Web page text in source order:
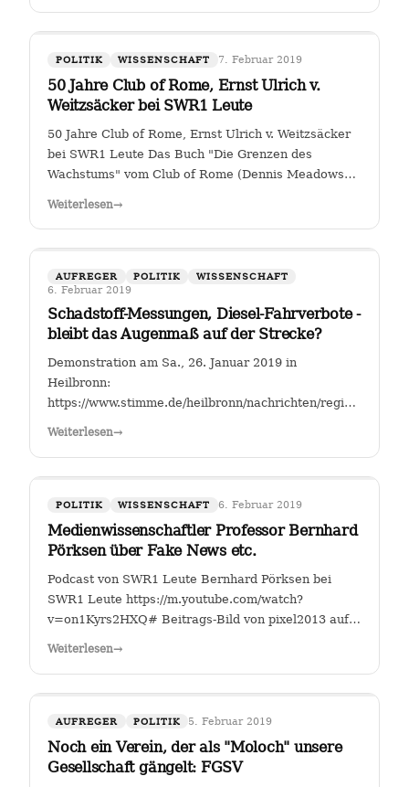
POLITIK WISSENSCHAFT 7. Februar 2019
50 Jahre Club of Rome, Ernst Ulrich v.
Weitzsäcker bei SWR1 Leute
50 Jahre Club of Rome, Ernst Ulrich v. Weitzsäcker
bei SWR1 Leute Das Buch "Die Grenzen des
Wachstums" vom Club of Rome (Dennis Meadows
Weiterlesen→
AUFREGER POLITIK WISSENSCHAFT
6. Februar 2019
Schadstoff-Messungen, Diesel-Fahrverbote -
bleibt das Augenmaß auf der Strecke?
Demonstration am Sa., 26. Januar 2019 in
Heilbronn:
https://www.stimme.de/heilbronn/nachrichten/region/
Fahrverbote-Proteststimmung-
Weiterlesen→
POLITIK WISSENSCHAFT 6. Februar 2019
Medienwissenschaftler Professor Bernhard
Pörksen über Fake News etc.
Podcast von SWR1 Leute Bernhard Pörksen bei
SWR1 Leute https://m.youtube.com/watch?
v=on1Kyrs2HXQ# Beitrags-Bild von pixel2013 auf
Weiterlesen→
AUFREGER POLITIK 5. Februar 2019
Noch ein Verein, der als "Moloch" unsere
Gesellschaft gängelt: FGSV